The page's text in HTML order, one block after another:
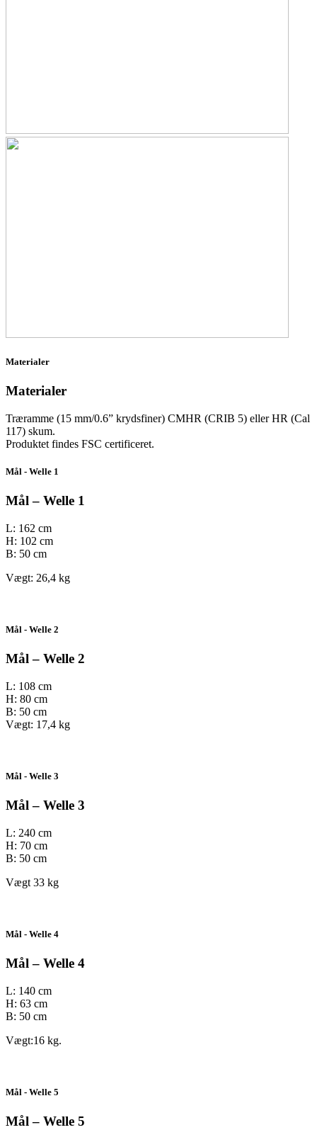
Materialer
Materialer
Træramme (15 mm/0.6” krydsfiner) CMHR (CRIB 5) eller HR (Cal
117) skum.
Produktet findes FSC certificeret.
Mål - Welle 1
Mål – Welle 1
L: 162 cm
H: 102 cm
B: 50 cm
Vægt: 26,4 kg
Mål - Welle 2
Mål – Welle 2
L: 108 cm
H: 80 cm
B: 50 cm
Vægt: 17,4 kg
Mål - Welle 3
Mål – Welle 3
L: 240 cm
H: 70 cm
B: 50 cm
Vægt 33 kg
Mål - Welle 4
Mål – Welle 4
L: 140 cm
H: 63 cm
B: 50 cm
Vægt:16 kg.
Mål - Welle 5
Mål – Welle 5